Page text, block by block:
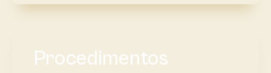
Procedimentos